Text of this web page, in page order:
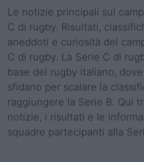
Le notizie principali sul
C di rugby. Risultati,
aneddoti e curiosità del
C di rugby. La Serie C di
base del rugby italiano,
sfidano per scalare la
raggiungere la Serie B. Qui
notizie, i risultati e le
squadre partecipanti alla